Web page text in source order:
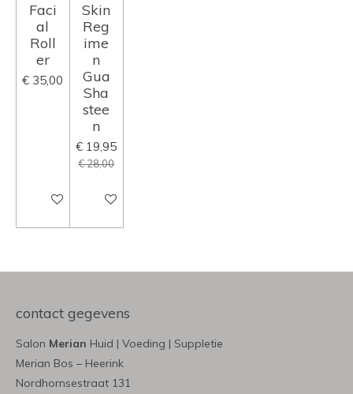
Faci
al
Roll
er
€ 35,00
In winkelwagen
Skin
Reg
ime
n
Gua
Sha
stee
n
€ 19,95
€ 28,00
In winkelwagen
contact gegevens
Salon Merian Huid | Voeding | Suppletie
Merian Bos – Heerink
Nordhornsestraat 131